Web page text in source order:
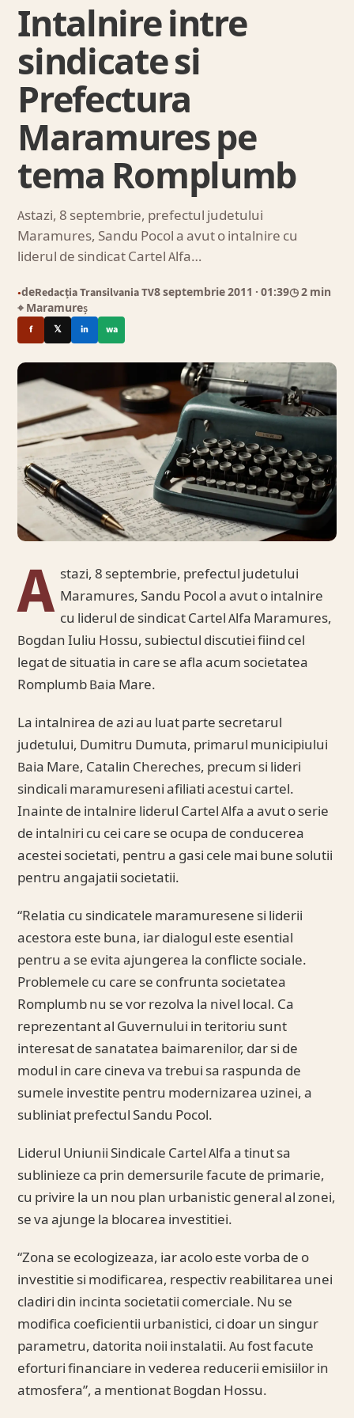
Intalnire intre
sindicate si
Prefectura
Maramures pe
tema Romplumb
Astazi, 8 septembrie, prefectul judetului
Maramures, Sandu Pocol a avut o intalnire cu
liderul de sindicat Cartel Alfa…
●deRedacția Transilvania TV8 septembrie 2011 · 01:39◷ 2 min
⌖ Maramureș
f 𝕏 in wa
A stazi, 8 septembrie, prefectul judetului
Maramures, Sandu Pocol a avut o intalnire
cu liderul de sindicat Cartel Alfa Maramures,
Bogdan Iuliu Hossu, subiectul discutiei fiind cel
legat de situatia in care se afla acum societatea
Romplumb Baia Mare.
La intalnirea de azi au luat parte secretarul
judetului, Dumitru Dumuta, primarul municipiului
Baia Mare, Catalin Chereches, precum si lideri
sindicali maramureseni afiliati acestui cartel.
Inainte de intalnire liderul Cartel Alfa a avut o serie
de intalniri cu cei care se ocupa de conducerea
acestei societati, pentru a gasi cele mai bune solutii
pentru angajatii societatii.
“Relatia cu sindicatele maramuresene si liderii
acestora este buna, iar dialogul este esential
pentru a se evita ajungerea la conflicte sociale.
Problemele cu care se confrunta societatea
Romplumb nu se vor rezolva la nivel local. Ca
reprezentant al Guvernului in teritoriu sunt
interesat de sanatatea baimarenilor, dar si de
modul in care cineva va trebui sa raspunda de
sumele investite pentru modernizarea uzinei, a
subliniat prefectul Sandu Pocol.
Liderul Uniunii Sindicale Cartel Alfa a tinut sa
sublinieze ca prin demersurile facute de primarie,
cu privire la un nou plan urbanistic general al zonei,
se va ajunge la blocarea investitiei.
“Zona se ecologizeaza, iar acolo este vorba de o
investitie si modificarea, respectiv reabilitarea unei
cladiri din incinta societatii comerciale. Nu se
modifica coeficientii urbanistici, ci doar un singur
parametru, datorita noii instalatii. Au fost facute
eforturi financiare in vederea reducerii emisiilor in
atmosfera”, a mentionat Bogdan Hossu.